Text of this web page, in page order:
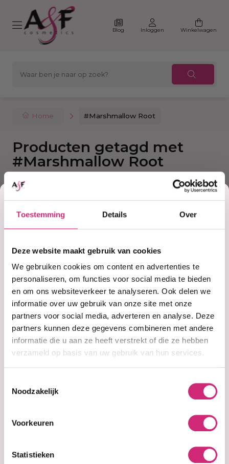
Toestemming Details Over
Deze website maakt gebruik van cookies
We gebruiken cookies om content en advertenties te
personaliseren, om functies voor social media te bieden
en om ons websiteverkeer te analyseren. Ook delen we
informatie over uw gebruik van onze site met onze
partners voor social media, adverteren en analyse. Deze
partners kunnen deze gegevens combineren met andere
informatie die u aan ze heeft verstrekt of die ze hebben
verzameld op basis van uw gebruik van hun services.
Noodzakelijk
Voorkeuren
Statistieken
Blog Inloggen Winkelwagen
Home #Marshmallow Root
Producten getagd met
#Marshmallow Root
Filter Sorteer
Quench –
(355ml)
€8,99
€8,50
Korting
op je
eerste
bestelling